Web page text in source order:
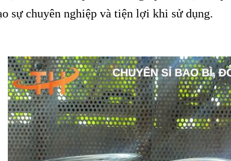
sự chuyên nghiệp và tiện lợi khi sử dụng.